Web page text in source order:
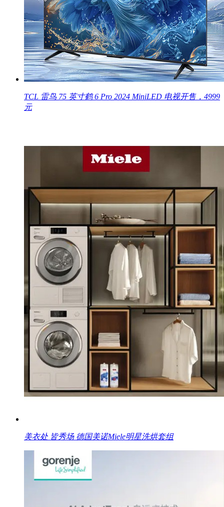
TCL 雷鸟 75 英寸鹤 6 Pro 2024 MiniLED 电视开售，4999
元
美衣处 皆秀场 德国美诺Miele明星洗烘套组